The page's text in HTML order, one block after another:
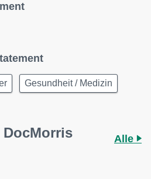
Gesundheit / Medizin
Alle